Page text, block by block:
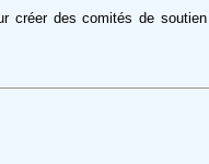
créer des comités de